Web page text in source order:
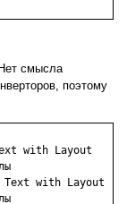
смысла
поэтому
with Layout